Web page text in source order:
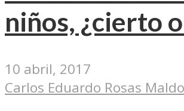
niños, ¿cierto
10 abril, 2017
Carlos Eduardo Rosas